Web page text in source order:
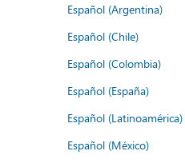
Español (Argentina)
Español (Chile)
Español (Colombia)
Español (España)
Español (Latinoamérica)
Español (México)